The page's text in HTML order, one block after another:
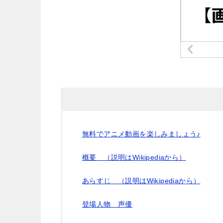
無料でアニメ動画を楽しみましょう♪
概要 （説明はWikipediaから）
あらすじ （説明はWikipediaから）
登場人物 声優